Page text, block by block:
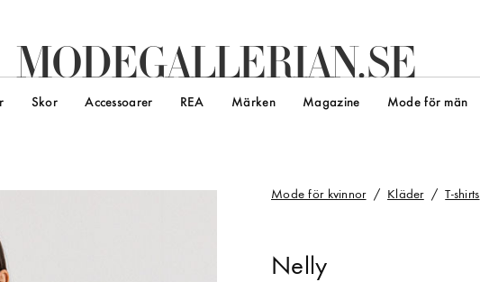
MODEGALLERIAN.SE
Skor Accessoarer REA Märken Magazine Mode för män
Mode för kvinnor Kläder T-shirts
Nelly